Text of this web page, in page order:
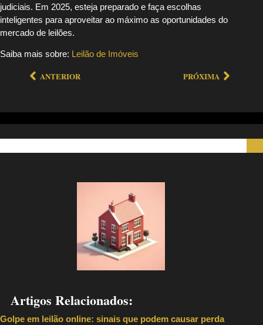
judiciais. Em 2025, esteja preparado e faça escolhas
inteligentes para aproveitar ao máximo as oportunidades do
mercado de leilões.
Saiba mais sobre: Leilão de Imóveis
ANTERIOR PRÓXIMA
Artigos Relacionados:
Golpe em leilão online: sinais que podem causar perda